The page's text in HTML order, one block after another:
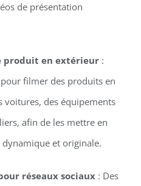
de présentation
produit en extérieur:
filmer des produits en
voitures, des équipements
afin de les mettre en
dynamique et originale.
réseaux sociaux: Des